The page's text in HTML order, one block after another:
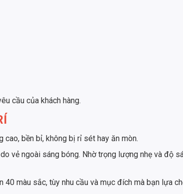
cầu của khách hàng.
bền bỉ, không bị rỉ sét hay ăn mòn.
vẻ ngoài sáng bóng. Nhờ trọng lượng nhẹ và độ
màu sắc, tùy nhu cầu và mục đích mà bạn lựa